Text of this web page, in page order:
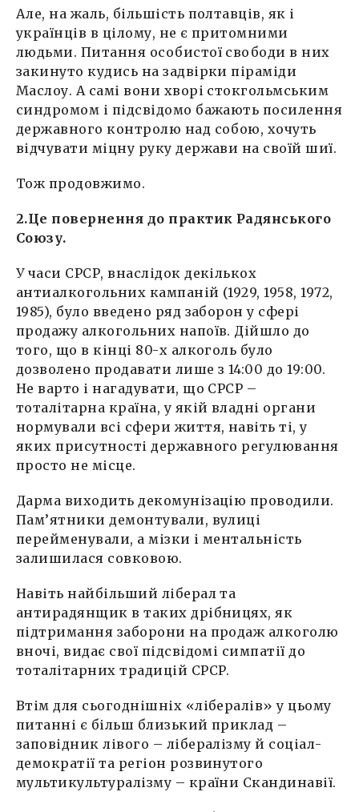
Але, на жаль, більшість полтавців, як і
українців в цілому, не є притомними
людьми. Питання особистої свободи в них
закинуто кудись на задвірки піраміди
Маслоу. А самі вони хворі стокгольмським
синдромом і підсвідомо бажають посилення
державного контролю над собою, хочуть
відчувати міцну руку держави на своїй шиї.
Тож продовжимо.
2.Це повернення до практик Радянського
Союзу.
У часи СРСР, внаслідок декількох
антиалкогольних кампаній (1929, 1958, 1972,
1985), було введено ряд заборон у сфері
продажу алкогольних напоїв. Дійшло до
того, що в кінці 80-х алкоголь було
дозволено продавати лише з 14:00 до 19:00.
Не варто і нагадувати, що СРСР –
тоталітарна країна, у якій владні органи
нормували всі сфери життя, навіть ті, у
яких присутності державного регулювання
просто не місце.
Дарма виходить декомунізацію проводили.
Пам’ятники демонтували, вулиці
перейменували, а мізки і ментальність
залишилася совковою.
Навіть найбільший ліберал та
антирадянщик в таких дрібницях, як
підтримання заборони на продаж алкоголю
вночі, видає свої підсвідомі симпатії до
тоталітарних традицій СРСР.
Втім для сьогоднішніх «лібералів» у цьому
питанні є більш близький приклад –
заповідник лівого – лібералізму й соціал-
демократії та регіон розвинутого
мультикультуралізму – країни Скандинавії.